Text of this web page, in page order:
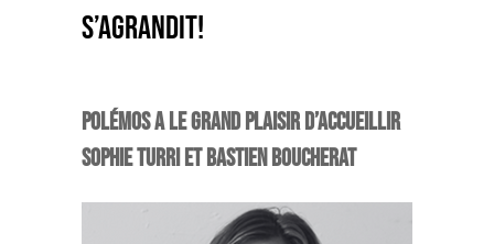
S’AGRANDIT!
polémos a le grand plaisir d’accueillir
sophie turri et bastien boucherat